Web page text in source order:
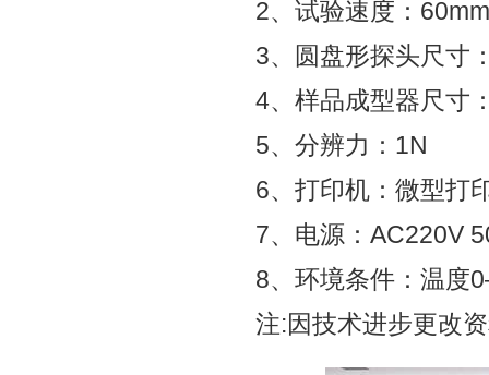
2、试验速度：
3、圆盘形探头尺寸
4、样品成型器尺寸
5、分辨力：1N
6、打印机：微型打
7、电源：AC220V
8、环境条件：温
注:因技术进步更改